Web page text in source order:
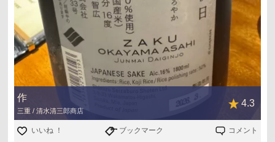
作
三重 / 清水清三郎商店
4.3
いいね ！ ブックマーク コメント